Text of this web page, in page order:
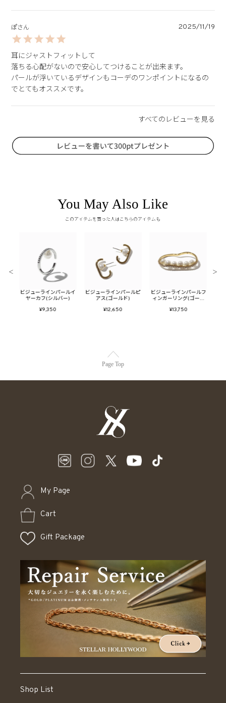
ぽ 2025/11/19
耳にジャストフィットして
落ちる心配がないので安心してつけることが出来ます。
パールが浮いているデザインもコーデのワンポイントになるの
You May Also Like
このアイテムを買った人はこちらのアイテムも
ビジューラインパールイ
ヤーカフ(シルバー)
¥9,350
ビジューラインパールピ
アス(ゴールド)
¥12,650
ビジューラインパールフ
ィンガーリング(ゴール
¥13,750
＜ ＞
Page Top
My Page
Cart
Gift Package
Shop List